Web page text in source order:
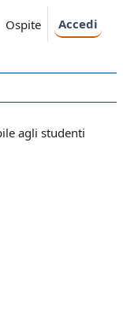
Ospite Accedi
agli studenti